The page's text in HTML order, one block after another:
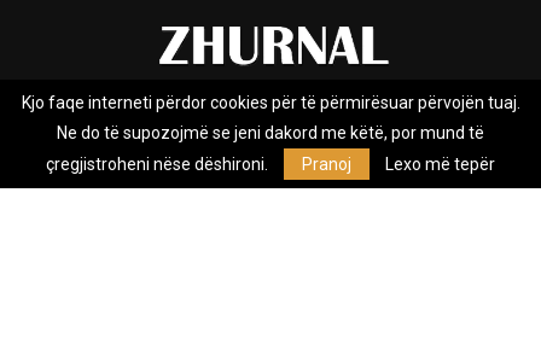
Rreth nesh Impresumi Marketing
Kontakt
Privacy Policy
Zhurnal.mk është Agjenci e Lajmeve e pavarur, e themeluar në vitin
Kjo faqe interneti përdor cookies për të përmirësuar përvojën tuaj.
Ne do të supozojmë se jeni dakord me këtë, por mund të
çregjistroheni nëse dëshironi.
Pranoj Lexo më tepër